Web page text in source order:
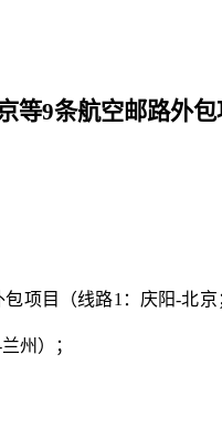
等9条航空邮路外
包项目（线路1 ：庆阳-北京
兰州）；